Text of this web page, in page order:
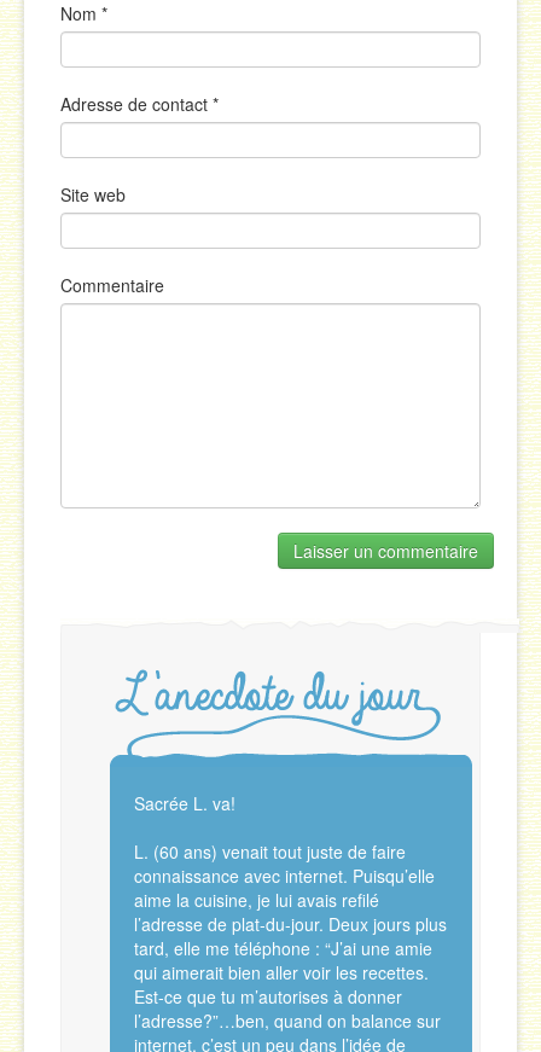
Nom *
Adresse de contact *
Site web
Commentaire
Sacrée L. va!
L. (60 ans) venait tout juste de faire
connaissance avec internet. Puisqu’elle
aime la cuisine, je lui avais refilé
l’adresse de plat-du-jour. Deux jours plus
tard, elle me téléphone : “J’ai une amie
qui aimerait bien aller voir les recettes.
Est-ce que tu m’autorises à donner
l’adresse?”…ben, quand on balance sur
internet, c’est un peu dans l’idée de